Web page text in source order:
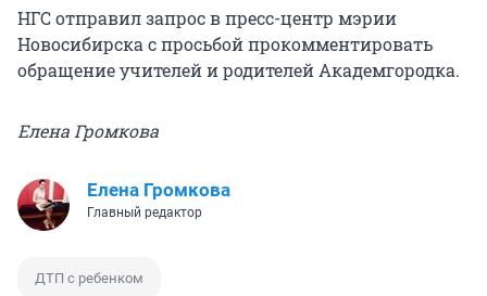
НГС отправил запрос в пресс-центр мэрии
Новосибирска с просьбой прокомментировать
обращение учителей и родителей Академгородка.
Елена Громкова
Елена Громкова
Главный редактор
ДТП с ребенком